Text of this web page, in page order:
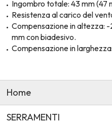
Ingombro totale: 43 mm (47
Resistenza al carico del
Compensazione in altezza:
mm con biadesivo.
Compensazione in
Home
SERRAMENTI